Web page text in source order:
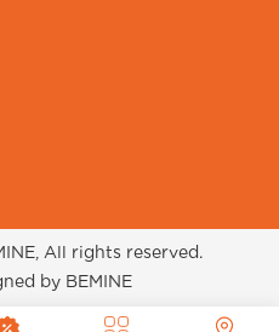
BEMINE:
All rights reserved.
by BEMINE